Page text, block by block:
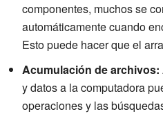
componentes, muchos se
automáticamente cuando
Esto puede hacer que el
Acumulación de archivos:
y datos a la computadora
operaciones y las